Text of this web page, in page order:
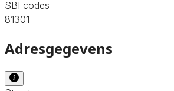
SBI codes
81301
Adresgegevens